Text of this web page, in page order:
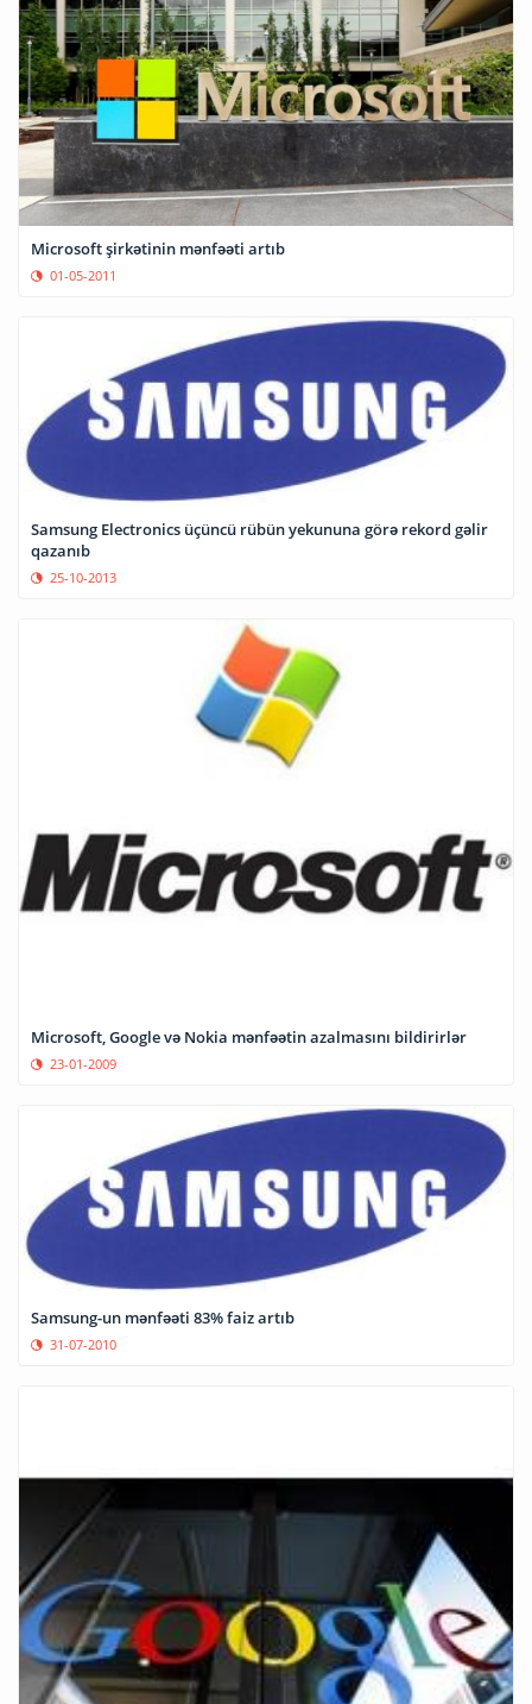
Microsoft şirkətinin mənfəəti artıb
01-05-2011
Samsung Electronics üçüncü rübün yekununa görə rekord gəlir
qazanıb
25-10-2013
Microsoft, Google və Nokia mənfəətin azalmasını bildirirlər
23-01-2009
Samsung-un mənfəəti 83% faiz artıb
31-07-2010